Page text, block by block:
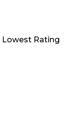
Lowest Rating